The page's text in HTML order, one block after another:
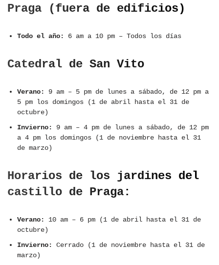
Praga (fuera de edificios)
Todo el año: 6 am a 10 pm – Todos los días
Catedral de San Vito
Verano:
9 am – 5 pm de lunes a sábado, de 12 pm a
5 pm los domingos (1 de abril hasta el 31 de
octubre)
Invierno:
9 am – 4 pm de lunes a sábado, de 12 pm
a 4 pm los domingos
(1 de noviembre hasta el 31
de marzo)
Horarios de los jardines del
castillo de Praga:
Verano: 10 am – 6 pm (1 de abril hasta el 31 de
octubre)
Invierno:
Cerrado
(1 de noviembre hasta el 31 de
marzo)